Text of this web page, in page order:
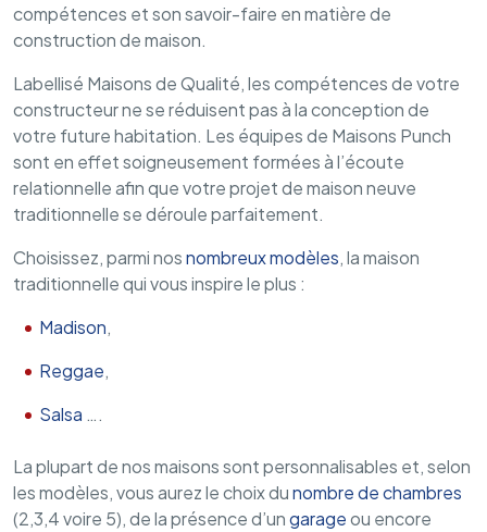
compétences et son savoir-faire en matière de
construction de maison.
Labellisé Maisons de Qualité, les compétences de votre
constructeur ne se réduisent pas à la conception de
votre future habitation. Les équipes de Maisons Punch
sont en effet soigneusement formées à l’écoute
relationnelle afin que votre projet de maison neuve
traditionnelle se déroule parfaitement.
Choisissez, parmi nosnombreux modèles, la maison
traditionnelle qui vous inspire le plus :
Madison,
Reggae,
Salsa ….
La plupart de nos maisons sont personnalisables et, selon
les modèles, vous aurez le choix dunombre de chambres
(2,3,4 voire 5), de la présence d’ungarageou encore